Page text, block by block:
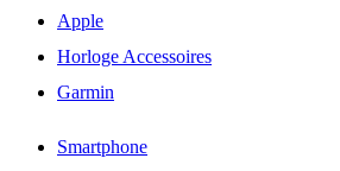
Apple
Horloge Accessoires
Garmin
Smartphone